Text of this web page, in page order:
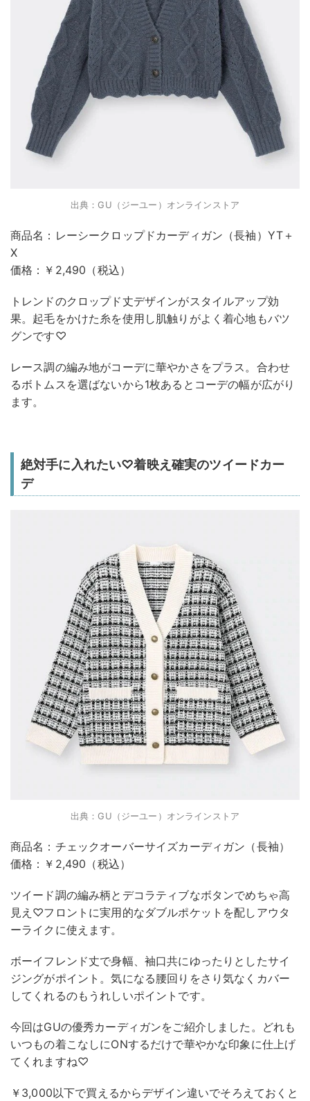
出典：GU（ジーユー）オンラインストア
商品名：レーシークロップドカーディガン（長袖）YT＋
X
価格：￥2,490（税込）
トレンドのクロップド丈デザインがスタイルアップ効
果。起毛をかけた糸を使用し肌触りがよく着心地もバツ
グンです♡
レース調の編み地がコーデに華やかさをプラス。合わせ
るボトムスを選ばないから1枚あるとコーデの幅が広がり
ます。
絶対手に入れたい♡着映え確実のツイードカー
デ
出典：GU（ジーユー）オンラインストア
商品名：チェックオーバーサイズカーディガン（長袖）
価格：￥2,490（税込）
ツイード調の編み柄とデコラティブなボタンでめちゃ高
見え♡フロントに実用的なダブルポケットを配しアウタ
ーライクに使えます。
ボーイフレンド丈で身幅、袖口共にゆったりとしたサイ
ジングがポイント。気になる腰回りをさり気なくカバー
してくれるのもうれしいポイントです。
今回はGUの優秀カーディガンをご紹介しました。どれも
いつもの着こなしにONするだけで華やかな印象に仕上げ
てくれますね♡
￥3,000以下で買えるからデザイン違いでそろえておくと